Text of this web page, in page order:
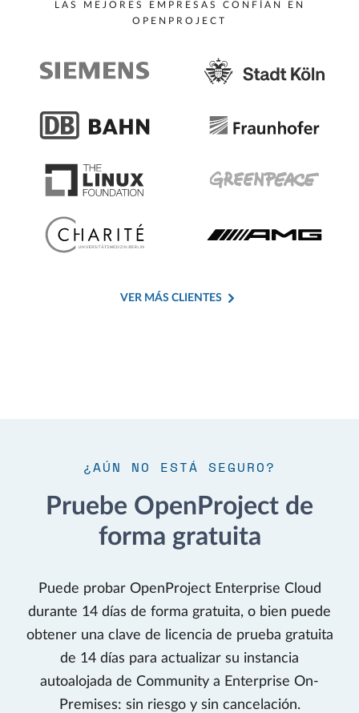
LAS MEJORES EMPRESAS CONFÍAN EN
OPENPROJECT
VER MÁS CLIENTES
¿AÚN NO ESTÁ SEGURO?
Pruebe OpenProject de
forma gratuita
Puede probar OpenProject Enterprise Cloud
durante 14 días de forma gratuita, o bien puede
obtener una clave de licencia de prueba gratuita
de 14 días para actualizar su instancia
autoalojada de Community a Enterprise On-
Premises: sin riesgo y sin cancelación.